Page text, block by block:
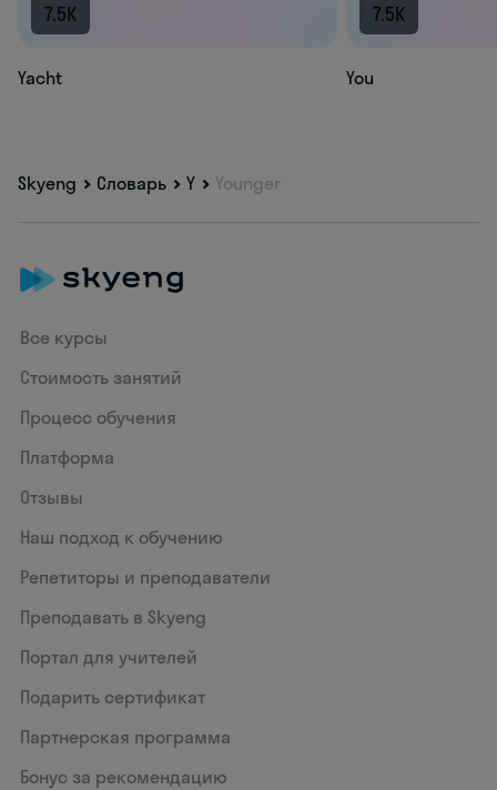
7.5K
Yacht
7.5K
You
Skyeng Словарь Y Younger
Все курсы
Стоимость занятий
Процесс обучения
Платформа
Отзывы
Наш подход к обучению
Репетиторы и преподаватели
Преподавать в Skyeng
Портал для учителей
Подарить сертификат
Партнерская программа
Бонус за рекомендацию